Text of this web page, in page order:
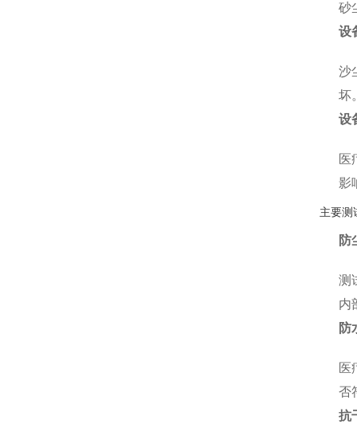
砂
设
沙
坏
设
医
影
主要测
防
测
内
防
医
否
抗